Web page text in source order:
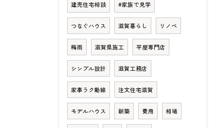
建売住宅相談 #家族で見学
つなぐハウス 滋賀暮らし リノベ
梅雨 滋賀県施工 平屋専門店
シンプル設計 滋賀工務店
家事ラク動線 注文住宅滋賀
モデルハウス 新築 費用 相場